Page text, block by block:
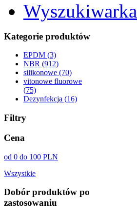
Wyszukiwarka
Kategorie produktów
EPDM (3)
NBR (912)
silikonowe (70)
vitonowe fluorowe
(75)
Dezynfekcja (16)
Filtry
Cena
od 0 do 100 PLN
Wszystkie
Dobór produktów po
zastosowaniu